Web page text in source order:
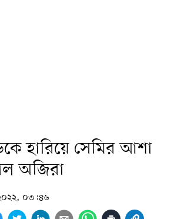
হারিয়ে সেমির আশা
অজিরা
০৩:৪৬